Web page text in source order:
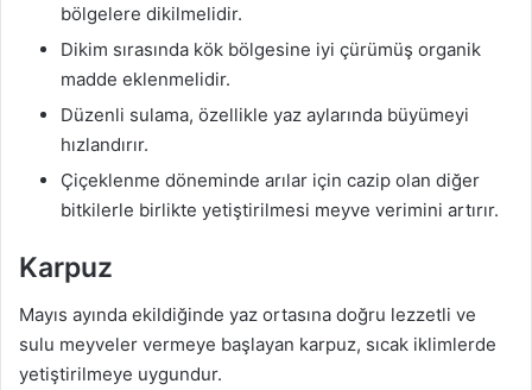
bölgelere dikilmelidir.
Dikim sırasında kök bölgesine iyi çürümüş organik
madde eklenmelidir.
Düzenli sulama, özellikle yaz aylarında büyümeyi
hızlandırır.
Çiçeklenme döneminde arılar için cazip olan diğer
bitkilerle birlikte yetiştirilmesi meyve verimini artırır.
Karpuz
Mayıs ayında ekildiğinde yaz ortasına doğru lezzetli ve
sulu meyveler vermeye başlayan karpuz, sıcak iklimlerde
yetiştirilmeye uygundur.